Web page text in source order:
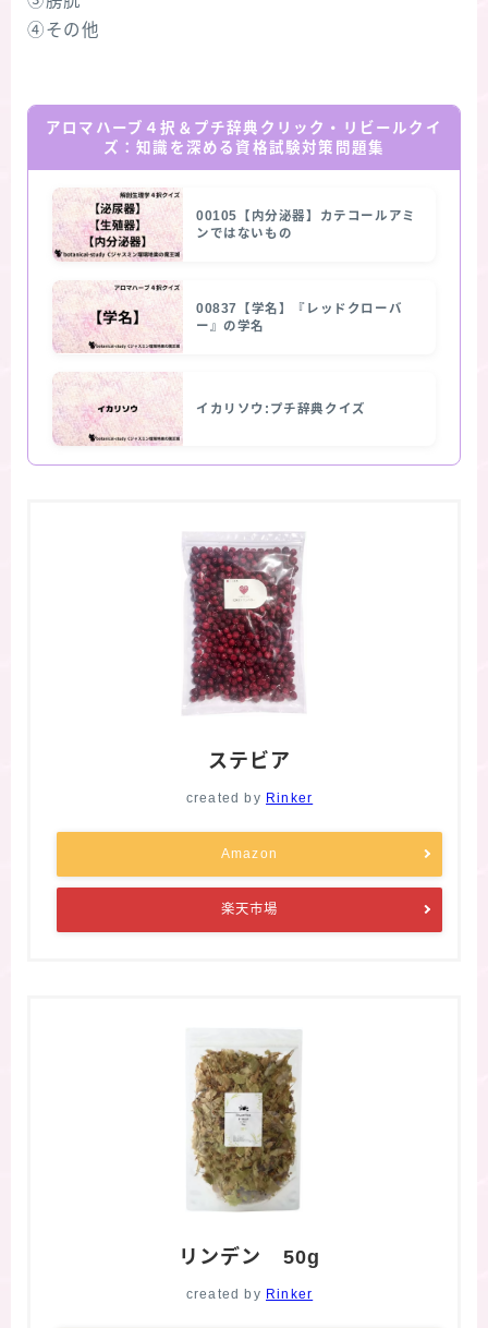
④その他
アロマハーブ４択＆プチ辞典クリック・リビールクイ
ズ：知識を深める資格試験対策問題集
00105【内分泌器】カテコールアミ
ンではないもの
00837【学名】『レッドクローバ
ー』の学名
イカリソウ:プチ辞典クイズ
ステビア
created by Rinker
Amazon
楽天市場
リンデン 50g
created by Rinker